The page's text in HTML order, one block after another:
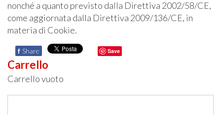
nonché a quanto previsto dalla Direttiva 2002/58/CE,
come aggiornata dalla Direttiva 2009/136/CE, in
materia di Cookie.
f Share Save
Carrello
Carrello vuoto